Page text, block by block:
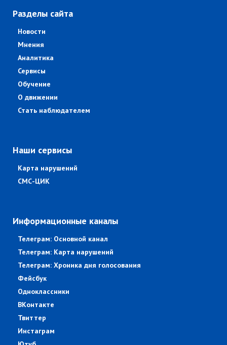
Разделы сайта
Новости
Мнения
Аналитика
Сервисы
Обучение
О движении
Стать наблюдателем
Наши сервисы
Карта нарушений
СМС-ЦИК
Информационные каналы
Телеграм: Основной канал
Телеграм: Карта нарушений
Телеграм: Хроника дня голосования
Фейсбук
Одноклассники
ВКонтакте
Твиттер
Инстаграм